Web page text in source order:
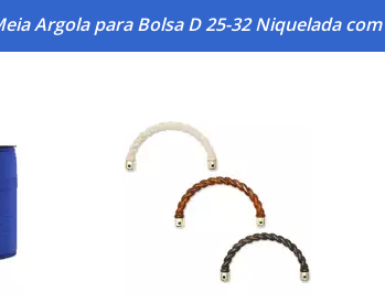
Argola para Bolsa D 25-32 Niquelada